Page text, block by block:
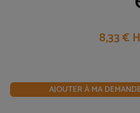
8,33 €
AJOUTER À MA